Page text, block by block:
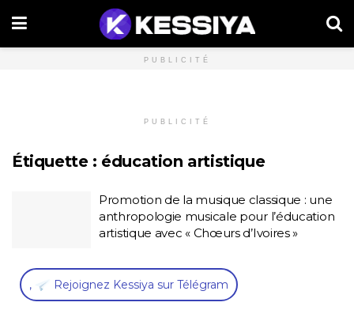
PUBLICITÉ
PUBLICITÉ
Étiquette : éducation artistique
Promotion de la musique classique : une
anthropologie musicale pour l’éducation
artistique avec « Chœurs d’Ivoires »
, Rejoignez Kessiya sur Télégram